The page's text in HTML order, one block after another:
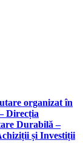
organizat în
Direcția
Durabilă –
și Investiții